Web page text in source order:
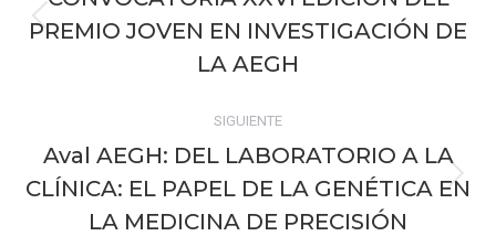
publicacionesPublicación
anterior:
PREMIO JOVEN EN INVESTIGACIÓN DE
LA AEGH
SIGUIENTE
Publicación
siguiente:
Aval AEGH: DEL LABORATORIO A LA
CLÍNICA: EL PAPEL DE LA GENÉTICA EN
LA MEDICINA DE PRECISIÓN